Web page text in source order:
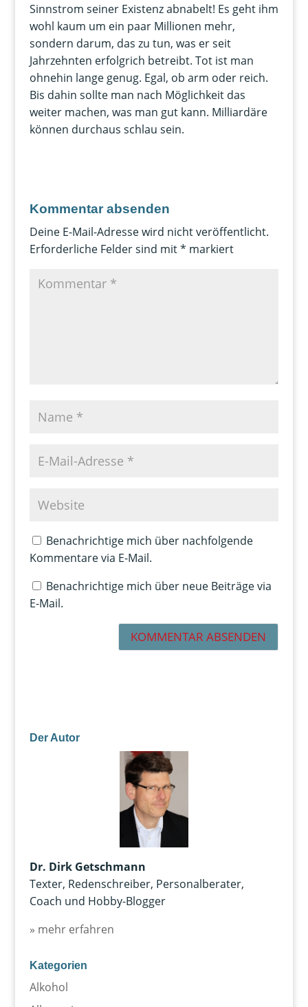
Sinnstrom seiner Existenz abnabelt! Es geht ihm
wohl kaum um ein paar Millionen mehr,
sondern darum, das zu tun, was er seit
Jahrzehnten erfolgrich betreibt. Tot ist man
ohnehin lange genug. Egal, ob arm oder reich.
Bis dahin sollte man nach Möglichkeit das
weiter machen, was man gut kann. Milliardäre
können durchaus schlau sein.
Kommentar absenden
Deine E-Mail-Adresse wird nicht veröffentlicht.
Erforderliche Felder sind mit* markiert
Benachrichtige mich über nachfolgende
Kommentare via E-Mail.
Benachrichtige mich über neue Beiträge via
E-Mail.
Der Autor
Dr. Dirk Getschmann
Texter, Redenschreiber, Personalberater,
Coach und Hobby-Blogger
» mehr erfahren
Kategorien
Alkohol